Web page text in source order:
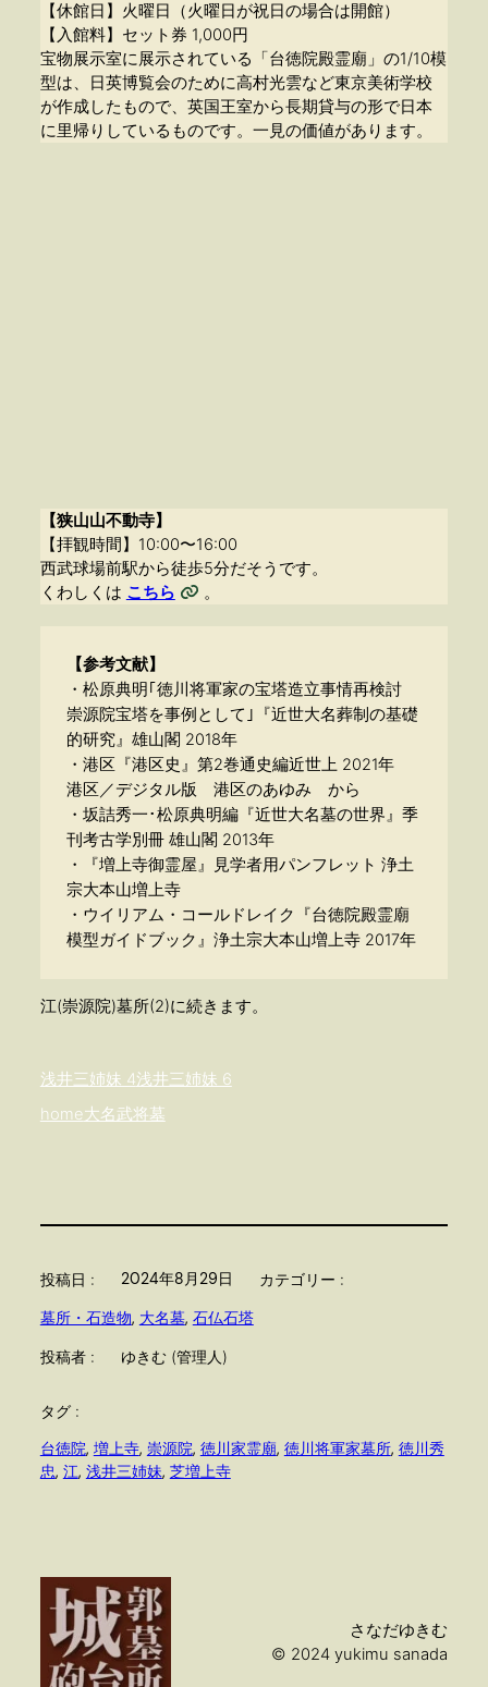
【休館日】火曜日（火曜日が祝日の場合は開館）
【入館料】セット券 1,000円
宝物展示室に展示されている「台徳院殿霊廟」の1/10模
型は、日英博覧会のために高村光雲など東京美術学校
が作成したもので、英国王室から長期貸与の形で日本
に里帰りしているものです。一見の価値があります。
【狭山山不動寺】
【拝観時間】10:00〜16:00
西武球場前駅から徒歩5分だそうです。
くわしくは こちら 。
【参考文献】
・松原典明｢徳川将軍家の宝塔造立事情再検討
崇源院宝塔を事例として｣『近世大名葬制の基礎
的研究』雄山閣 2018年
・港区『港区史』第2巻通史編近世上 2021年
港区／デジタル版 港区のあゆみ から
・坂詰秀一･松原典明編『近世大名墓の世界』季
刊考古学別冊 雄山閣 2013年
・『増上寺御霊屋』見学者用パンフレット 浄土
宗大本山増上寺
・ウイリアム・コールドレイク『台徳院殿霊廟
模型ガイドブック』浄土宗大本山増上寺 2017年
江(崇源院)墓所(2)に続きます。
浅井三姉妹 4浅井三姉妹 6
home大名武将墓
投稿日 : 2024年8月29日 カテゴリー :
墓所・石造物, 大名墓, 石仏石塔
投稿者 : ゆきむ (管理人)
タグ :
台徳院, 増上寺, 崇源院, 徳川家霊廟, 徳川将軍家墓所, 徳川秀
忠, 江, 浅井三姉妹, 芝増上寺
さなだゆきむ
© 2024 yukimu sanada